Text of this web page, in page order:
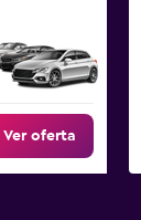
Ver oferta